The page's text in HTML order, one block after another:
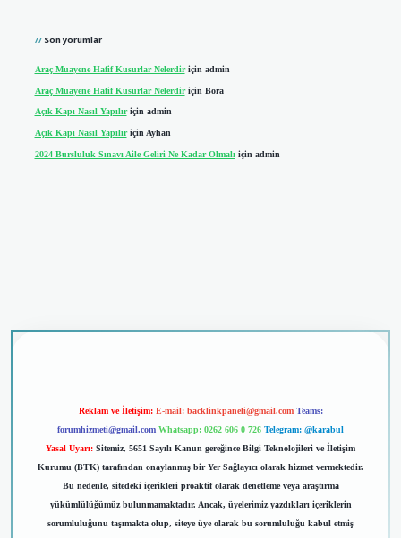
Son yorumlar
Araç Muayene Hafif Kusurlar Nelerdiriçin admin
Araç Muayene Hafif Kusurlar Nelerdiriçin Bora
Açık Kapı Nasıl Yapılıriçin admin
Açık Kapı Nasıl Yapılıriçin Ayhan
2024 Bursluluk Sınavı Aile Geliri Ne Kadar Olmalıiçin admin
Reklam ve İletişim: E-mail: backlinkpaneli@gmail.com Teams:
forumhizmeti@gmail.com Whatsapp: 0262 606 0 726 Telegram: @karabul
Yasal Uyarı: Sitemiz, 5651 Sayılı Kanun gereğince Bilgi Teknolojileri ve İletişim
Kurumu (BTK) tarafından onaylanmış bir Yer Sağlayıcı olarak hizmet vermektedir.
Bu nedenle, sitedeki içerikleri proaktif olarak denetleme veya araştırma
yükümlülüğümüz bulunmamaktadır. Ancak, üyelerimiz yazdıkları içeriklerin
sorumluluğunu taşımakta olup, siteye üye olarak bu sorumluluğu kabul etmiş